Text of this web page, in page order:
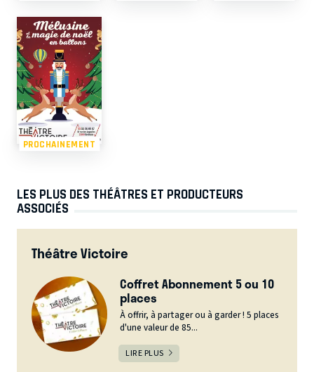
PROCHAINEMENT
LES PLUS DES THÉÂTRES ET PRODUCTEURS
ASSOCIÉS
Théâtre Victoire
Coffret Abonnement 5 ou 10
places
À offrir, à partager ou à garder ! 5 places
d'une valeur de 85...
LIRE PLUS